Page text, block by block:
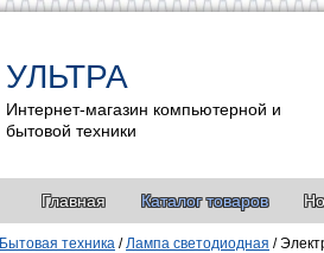
УЛЬТРА
Интернет-магазин компьютерной и
бытовой техники
Главная Каталог товаров
Бытовая техника / Лампа светодиодная /